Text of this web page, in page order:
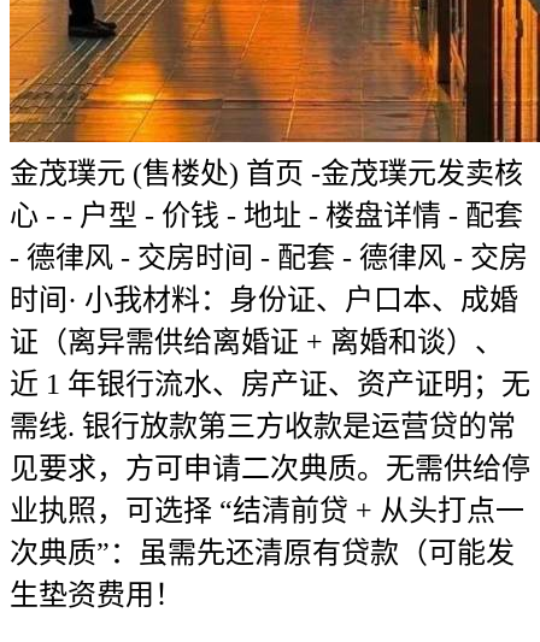
金茂璞元 (售楼处) 首页 -金茂璞元发卖核
心 - - 户型 - 价钱 - 地址 - 楼盘详情 - 配套
- 德律风 - 交房时间 - 配套 - 德律风 - 交房
时间· 小我材料：身份证、户口本、成婚
证（离异需供给离婚证 + 离婚和谈）、
近 1 年银行流水、房产证、资产证明；无
需线. 银行放款第三方收款是运营贷的常
见要求，方可申请二次典质。无需供给停
业执照，可选择 “结清前贷 + 从头打点一
次典质”：虽需先还清原有贷款（可能发
生垫资费用！